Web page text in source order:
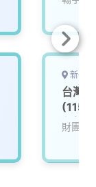
新竹
台灣
(115-
程師_
財團法